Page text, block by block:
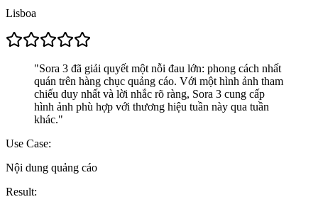
Lisboa
"Sora 3 đã giải quyết một nỗi đau lớn: phong cách nhất
quán trên hàng chục quảng cáo. Với một hình ảnh tham
chiếu duy nhất và lời nhắc rõ ràng, Sora 3 cung cấp
hình ảnh phù hợp với thương hiệu tuần này qua tuần
khác."
Use Case:
Nội dung quảng cáo
Result: